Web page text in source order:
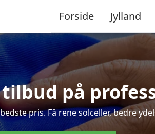
Forside Jylland
tilbud på
pris. Få rene solceller, bedre